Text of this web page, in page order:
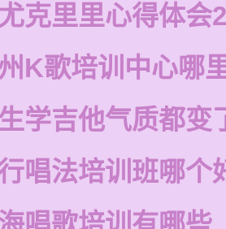
克里里心得体会
K歌培训中心哪
学吉他气质都变
唱法培训班哪个